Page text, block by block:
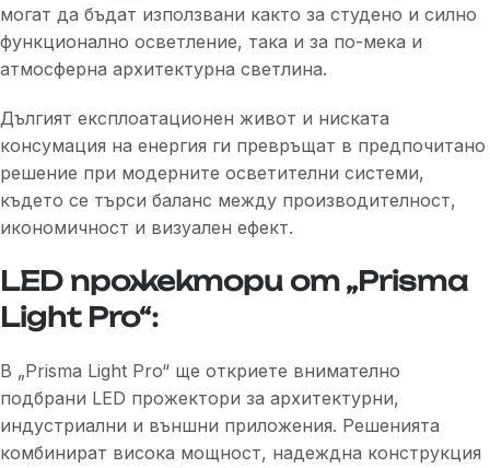
могат да бъдат използвани както за студено и силно
функционално осветление, така и за по-мека и
атмосферна архитектурна светлина.
Дългият експлоатационен живот и ниската
консумация на енергия ги превръщат в предпочитано
решение при модерните осветителни системи,
където се търси баланс между производителност,
икономичност и визуален ефект.
LED прожектори от „Prisma
Light Pro“:
В „Prisma Light Pro“ ще откриете внимателно
подбрани LED прожектори за архитектурни,
индустриални и външни приложения. Решенията
комбинират висока мощност, надеждна конструкция